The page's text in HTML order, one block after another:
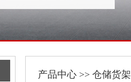
产品中心 >> 仓储货架